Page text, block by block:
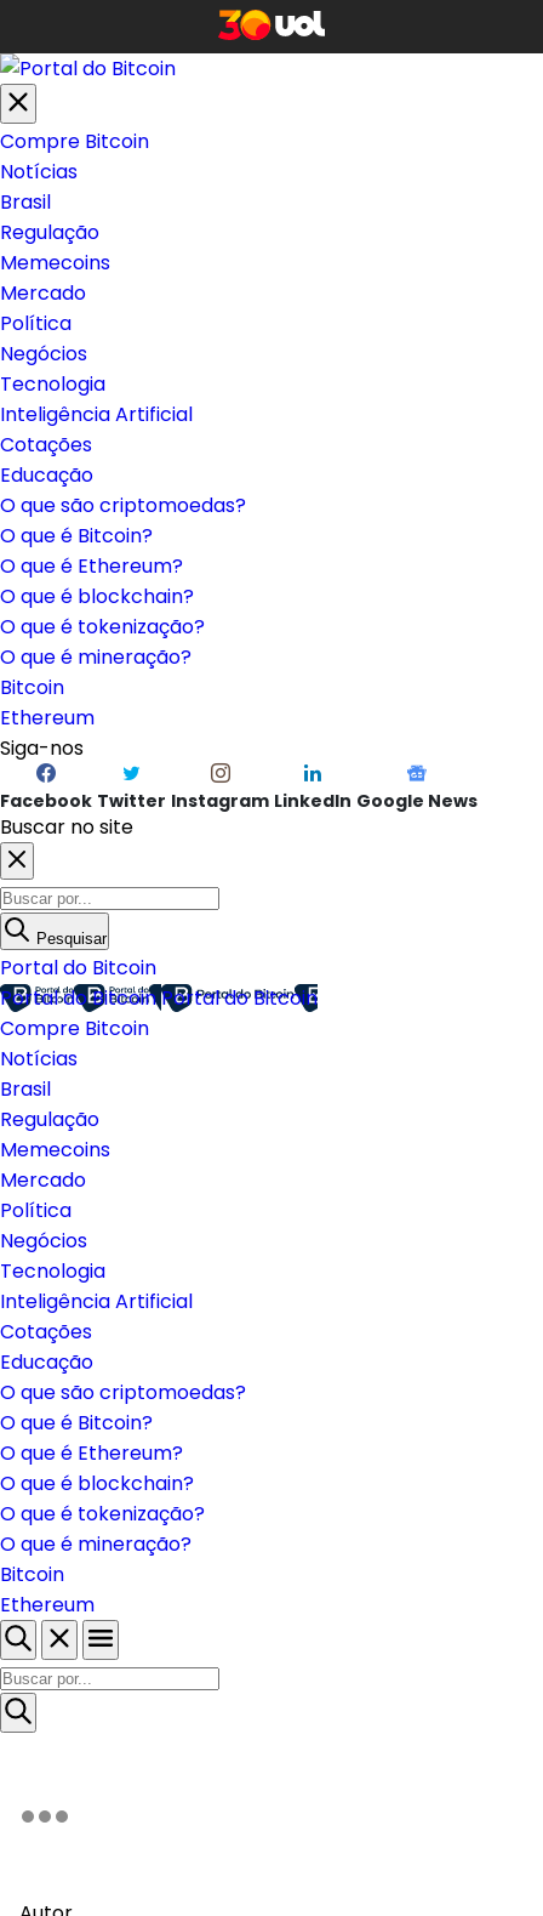
Compre Bitcoin
Notícias
Brasil
Regulação
Memecoins
Mercado
Política
Negócios
Tecnologia
Inteligência Artificial
Cotações
Educação
O que são criptomoedas?
O que é Bitcoin?
O que é Ethereum?
O que é blockchain?
O que é tokenização?
O que é mineração?
Bitcoin
Ethereum
Siga-nos
Facebook Twitter Instagram LinkedIn Google News
Buscar no site
Pesquisar
Portal do Bitcoin
Portal do BitcoinPortal do Bitcoin
Compre Bitcoin
Notícias
Brasil
Regulação
Memecoins
Mercado
Política
Negócios
Tecnologia
Inteligência Artificial
Cotações
Educação
O que são criptomoedas?
O que é Bitcoin?
O que é Ethereum?
O que é blockchain?
O que é tokenização?
O que é mineração?
Bitcoin
Ethereum